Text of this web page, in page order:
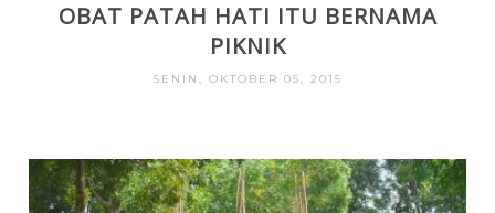
OBAT PATAH HATI ITU BERNAMA
PIKNIK
SENIN, OKTOBER 05, 2015